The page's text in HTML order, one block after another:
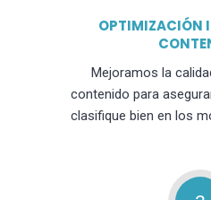
OPTIMIZACIÓN
Mejoramos la
contenido para
clasifique bien en los